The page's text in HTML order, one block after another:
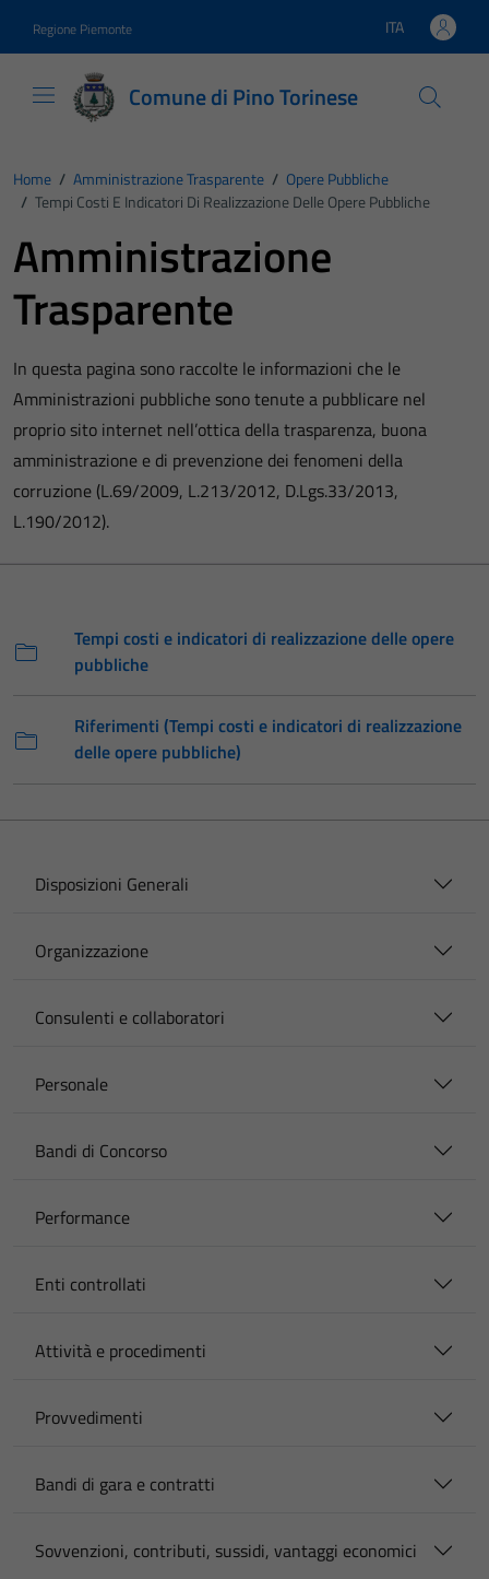
Regione Piemonte Lingua attiva:
ITA
Comune di Pino Torinese
Home / Amministrazione Trasparente / Opere Pubbliche
/ Tempi Costi E Indicatori Di Realizzazione Delle Opere Pubbliche
Amministrazione
Trasparente
In questa pagina sono raccolte le informazioni che le
Amministrazioni pubbliche sono tenute a pubblicare nel
proprio sito internet nell’ottica della trasparenza, buona
amministrazione e di prevenzione dei fenomeni della
corruzione (L.69/2009, L.213/2012, D.Lgs.33/2013,
L.190/2012).
Tempi costi e indicatori di realizzazione delle opere
pubbliche
Riferimenti (Tempi costi e indicatori di realizzazione
delle opere pubbliche)
Disposizioni Generali
Organizzazione
Consulenti e collaboratori
Personale
Bandi di Concorso
Performance
Enti controllati
Attività e procedimenti
Provvedimenti
Bandi di gara e contratti
Sovvenzioni, contributi, sussidi, vantaggi economici